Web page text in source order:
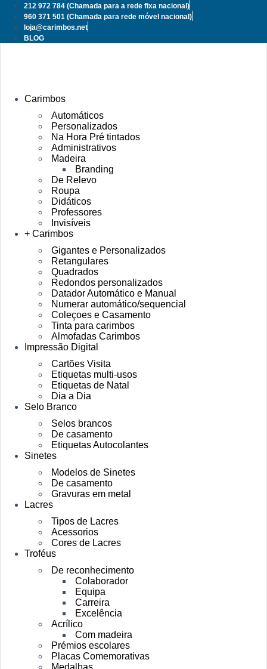
Pular
para
conteúdo
212 972 784 (Chamada para a rede fixa nacional)
960 371 501 (Chamada para rede móvel nacional)
loja@carimbos.net
BLOG
Carimbos
Automáticos
Personalizados
Na Hora Pré tintados
Administrativos
Madeira
Branding
De Relevo
Roupa
Didáticos
Professores
Invisíveis
+ Carimbos
Gigantes e Personalizados
Retangulares
Quadrados
Redondos personalizados
Datador Automático e Manual
Numerar automático/sequencial
Coleçoes e Casamento
Tinta para carimbos
Almofadas Carimbos
Impressão Digital
Cartões Visita
Etiquetas multi-usos
Etiquetas de Natal
Dia a Dia
Selo Branco
Selos brancos
De casamento
Etiquetas Autocolantes
Sinetes
Modelos de Sinetes
De casamento
Gravuras em metal
Lacres
Tipos de Lacres
Acessorios
Cores de Lacres
Troféus
De reconhecimento
Colaborador
Equipa
Carreira
Excelência
Acrílico
Com madeira
Prémios escolares
Placas Comemorativas
Medalhas